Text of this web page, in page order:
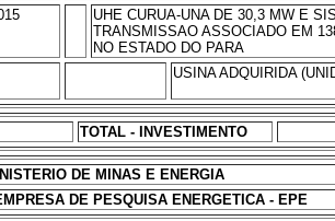
UHE CURUA-UNA DE 30,3 MW E
TRANSMISSAO ASSOCIADO EM
NO ESTADO DO PARA
USINA ADQUIRIDA
TOTAL - INVESTIMENTO
DE MINAS E ENERGIA
DE PESQUISA ENERGETICA - EPE